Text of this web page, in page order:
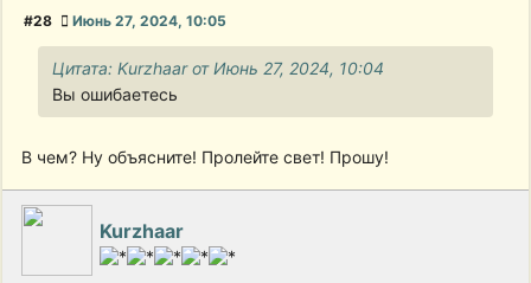
#28 Июнь 27, 2024, 10:05
Цитата: Kurzhaar от Июнь 27, 2024, 10:04
Вы ошибаетесь
В чем? Ну объясните! Пролейте свет! Прошу!
Kurzhaar